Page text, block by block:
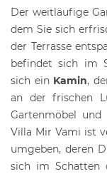
Der weitläufige
dem Sie sich
der Terrasse
befindet sich im
sich ein Kamin,
an der frischen
Gartenmöbel und
Villa Mir Vami ist
umgeben, deren
sich im Schatten